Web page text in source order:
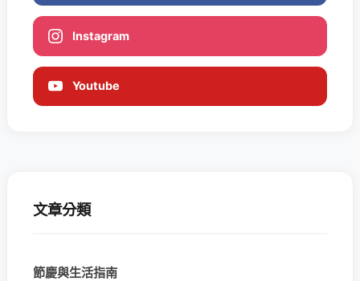
Instagram
Youtube
文章分類
節慶與生活指南